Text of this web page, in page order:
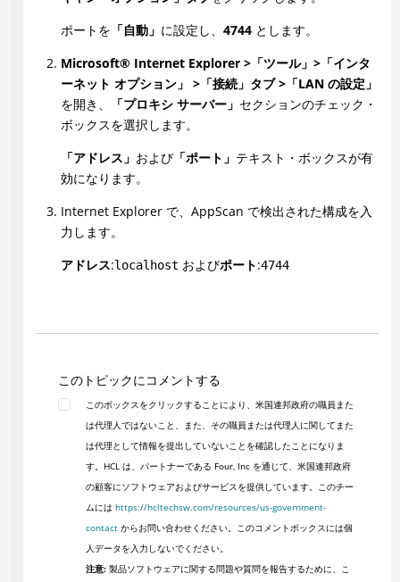
ポートを 「自動」 に設定し、 4744とします。
Microsoft® Internet Explorer >「ツール」>「インタ
ーネット オプション」 >「接続」タブ >「LAN の設定」
を開き、
「プロキシ サーバー」 セクションのチェック・
ボックスを選択します。
「アドレス」 および「ポート」 テキスト・ボックスが有
効になります。
Internet Explorer で、 AppScan で検出された構成を入
力します。
アドレス:localhost およびポート:4744
このトピックにコメントする
このボックスをクリックすることにより、米国連邦政府の職員また
は代理人ではないこと、また、その職員または代理人に関してまた
は代理として情報を提出していないことを確認したことになりま
す。HCL は、パートナーである Four, Inc を通じて、米国連邦政府
の顧客にソフトウェアおよびサービスを提供しています。このチー
ムには https://hcltechsw.com/resources/us-government-
contactからお問い合わせください。このコメントボックスには個
人データを入力しないでください。
注意:製品ソフトウェアに関する問題や質問を報告するために、こ